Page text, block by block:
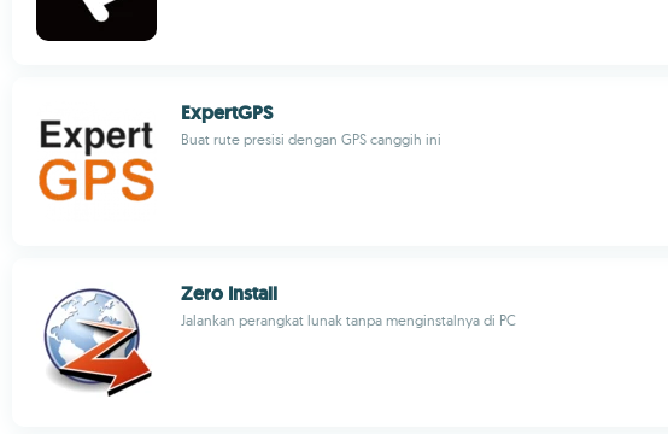
ExpertGPS
Buat rute presisi dengan GPS canggih ini
Zero Install
Jalankan perangkat lunak tanpa menginstalnya di PC